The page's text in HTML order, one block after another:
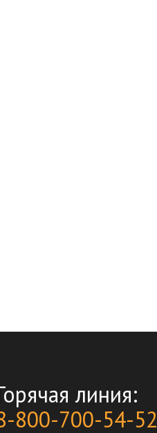
линия:
800-700-54-52